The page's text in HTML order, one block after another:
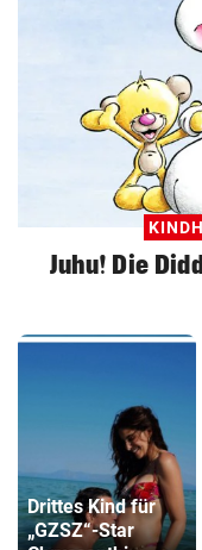
Juhu! Die
Drittes Kind für
„GZSZ“-Star